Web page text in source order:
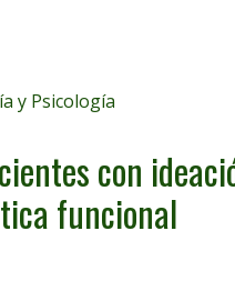
y Psicología
con
funcional